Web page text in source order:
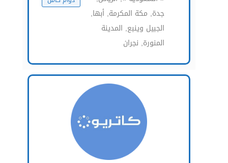
جدة, مكة المكرمة, أبها,
الجبيل وينبع, المدينة
المنورة, نجران